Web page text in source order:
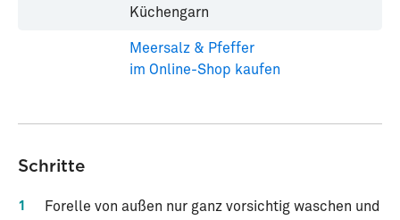
Küchengarn
Meersalz & Pfeffer
im Online-Shop kaufen
Schritte
1
Forelle von außen nur ganz vorsichtig waschen und